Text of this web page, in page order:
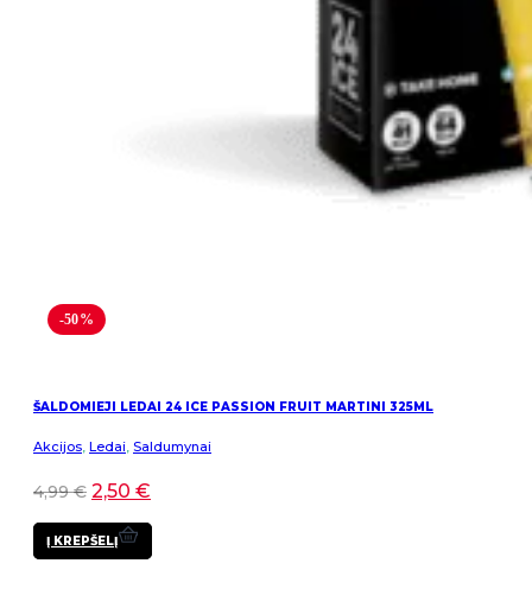
-50%
ŠALDOMIEJI LEDAI 24 ICE PASSION FRUIT MARTINI 325ML
Akcijos, Ledai, Saldumynai
4,99€ 2,50 €
Į KREPŠELĮ